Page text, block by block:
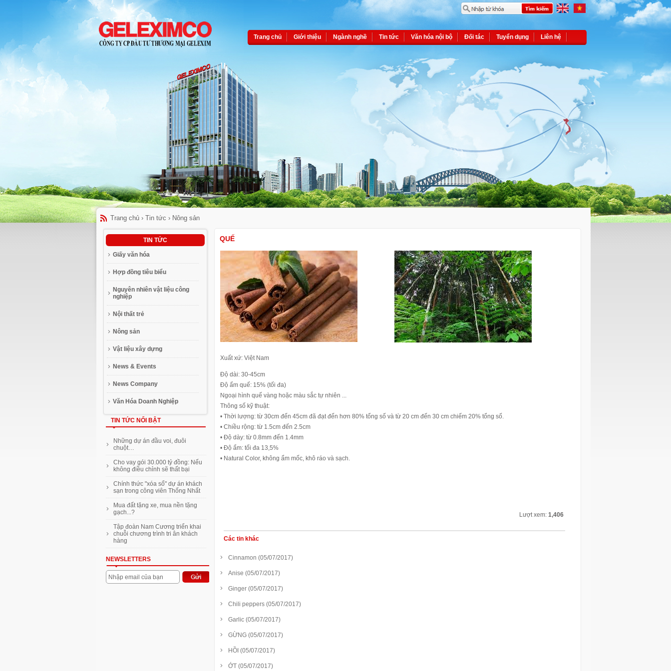
Trang chủ Giới thiệu Ngành nghề Tin tức Văn hóa nội bộ Đối tác Tuyển dụng Liên hệ
Trang chủ › Tin tức › Nông sản
TIN TỨC
Giấy văn hóa
Hợp đồng tiêu biểu
Nguyên nhiên vật liệu công
nghiệp
Nội thất trẻ
Nông sản
Vật liệu xây dựng
News & Events
News Company
Văn Hóa Doanh Nghiệp
TIN TỨC NỔI BẬT
Những dự án đầu voi, đuôi
chuột…
Cho vay gói 30.000 tỷ đồng: Nếu
không điều chỉnh sẽ thất bại
Chính thức "xóa sổ" dự án khách
sạn trong công viên Thống Nhất
Mua đất tặng xe, mua nền tặng
gạch...?
Tập đoàn Nam Cương triển khai
chuỗi chương trình tri ân khách
hàng
NEWSLETTERS
Nhập email của bạn
QUẾ
Xuất xứ: Việt Nam
Độ dài: 30-45cm
Độ ẩm quế: 15% (tối đa)
Ngoại hình quế vàng hoặc màu sắc tự nhiên ...
Thông số kỹ thuật:
• Thời lượng: từ 30cm đến 45cm đã đạt đến hơn 80% tổng số và từ 20 cm đến 30 cm chiếm 20% tổng số.
• Chiều rộng: từ 1.5cm đến 2.5cm
• Độ dày: từ 0.8mm đến 1.4mm
• Độ ẩm: tối đa 13,5%
• Natural Color, không ẩm mốc, khô ráo và sạch.
Lượt xem: 1,406
Các tin khác
Cinnamon (05/07/2017)
Anise (05/07/2017)
Ginger (05/07/2017)
Chili peppers (05/07/2017)
Garlic (05/07/2017)
GỪNG (05/07/2017)
HỒI (05/07/2017)
ỚT (05/07/2017)